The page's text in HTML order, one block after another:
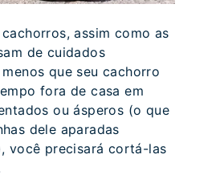
assim como as
de cuidados
que seu cachorro
fora de casa em
ou ásperos (o que
dele aparadas
você precisará cortá-las